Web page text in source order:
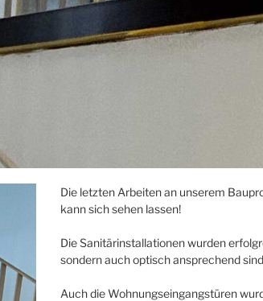
Die letzten Arbeiten an unserem
kann sich sehen lassen!
Die Sanitärinstallationen wurden
sondern auch optisch ansprechend
Auch die Wohnungseingangstüren